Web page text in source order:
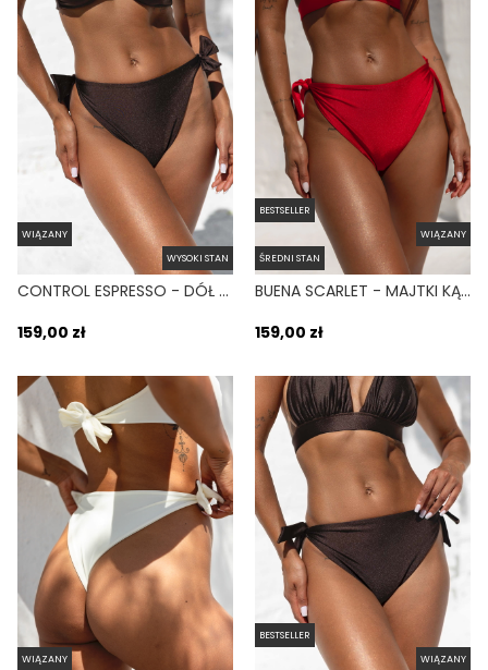
WIĄZANY
WYSOKI STAN
CONTROL ESPRESSO - DÓŁ OD BIKINI WYSOKI STAN WIĄZANY WYCIĘTY BRĄZOWY
159,00 zł
BESTSELLER
WIĄZANY
ŚREDNI STAN
BUENA SCARLET - MAJTKI KĄPIELOWE WIĄZANE CZERWONY
159,00 zł
WIĄZANY
BESTSELLER
WIĄZANY